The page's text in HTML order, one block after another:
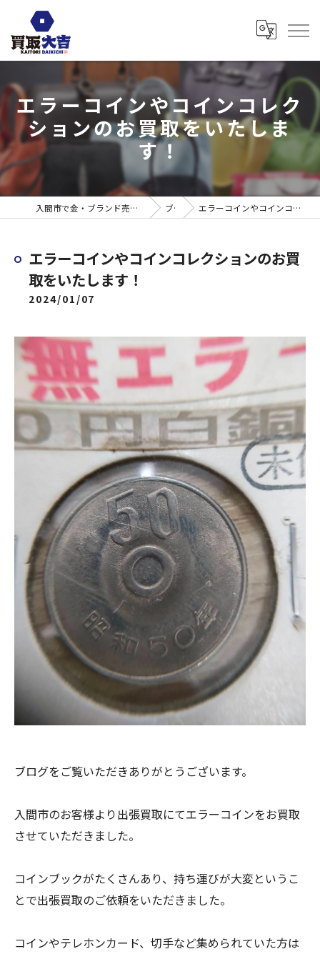
エラーコインやコインコレク
ションのお買取をいたしま
す！
入間市で金・ブランド売るなら買取大吉 ウエスタ武蔵藤沢店 ブログ エラーコインやコインコレクションのお買取をいたします！
エラーコインやコインコレクションのお買
取をいたします！
2024/01/07
ブログをご覧いただきありがとうございます。
入間市のお客様より出張買取にてエラーコインをお買取
させていただきました。
コインブックがたくさんあり、持ち運びが大変というこ
とで出張買取のご依頼をいただきました。
コインやテレホンカード、切手など集められていた方は